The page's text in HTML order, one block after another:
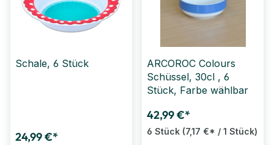
Schale, 6 Stück
24,99 €*
ARCOROC Colours
Schüssel, 30cl , 6
Stück, Farbe wählbar
42,99 €*
6 Stück (7,17 €* / 1 Stück)